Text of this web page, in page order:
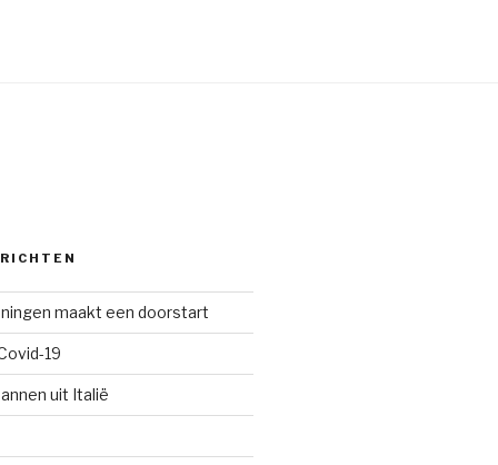
maakt een doorstart
19
uit Italië